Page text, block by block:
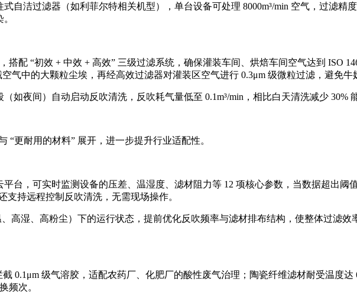
自洁过滤器（如利菲尔特相关机型），单台设备可处理 8000m³/min 空气，过滤精
配 “初效 + 中效 + 高效” 三级过滤系统，确保灌装车间、烘焙车间空气达到 ISO
气中的大颗粒尘埃，再经高效过滤器对灌装区空气进行 0.3μm 级微粒过滤，避免牛
如夜间）自动启动反吹清洗，反吹耗气量低至 0.1m³/min，相比白天清洗减少 30%
“更耐用的材料” 展开，进一步提升行业适配性。
台，可实时监测设备的压差、温湿度、滤材阻力等 12 项核心参数，当数据超出阈
支持远程控制反吹清洗，无需现场操作。
高湿、高粉尘）下的运行状态，提前优化反吹频率与滤材排布结构，使整体过滤效
0.1μm 级气溶胶，适配农药厂、化肥厂的酸性废气治理；陶瓷纤维滤材耐受温度
频次。